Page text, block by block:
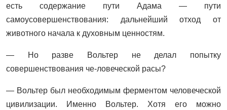
есть содержание пути Адама — пути
самоусовершенствования: дальнейший отход от
животного начала к духовным ценностям.
— Но разве Вольтер не делал попытку
совершенствования че-ловеческой расы?
— Вольтер был необходимым ферментом человеческой
цивилизации. Именно Вольтер. Хотя его можно